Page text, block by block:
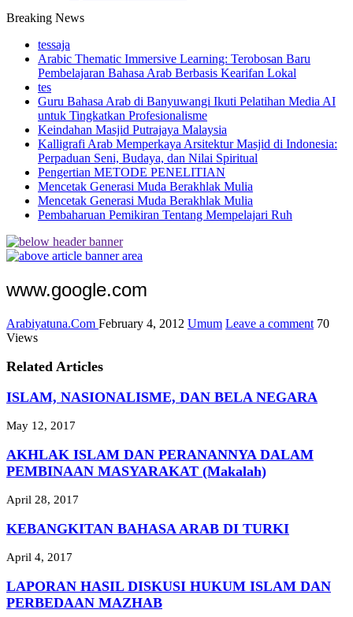
Breaking News
tessaja
Arabic Thematic Immersive Learning: Terobosan Baru
Pembelajaran Bahasa Arab Berbasis Kearifan Lokal
tes
Guru Bahasa Arab di Banyuwangi Ikuti Pelatihan Media AI
untuk Tingkatkan Profesionalisme
Keindahan Masjid Putrajaya Malaysia
Kalligrafi Arab Memperkaya Arsitektur Masjid di Indonesia:
Perpaduan Seni, Budaya, dan Nilai Spiritual
Pengertian METODE PENELITIAN
Mencetak Generasi Muda Berakhlak Mulia
Mencetak Generasi Muda Berakhlak Mulia
Pembaharuan Pemikiran Tentang Mempelajari Ruh
www.google.com
Arabiyatuna.Com February 4, 2012 Umum Leave a comment 70
Views
Related Articles
ISLAM, NASIONALISME, DAN BELA NEGARA
May 12, 2017
AKHLAK ISLAM DAN PERANANNYA DALAM
PEMBINAAN MASYARAKAT (Makalah)
April 28, 2017
KEBANGKITAN BAHASA ARAB DI TURKI
April 4, 2017
LAPORAN HASIL DISKUSI HUKUM ISLAM DAN
PERBEDAAN MAZHAB